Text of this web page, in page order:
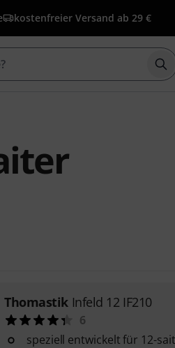
kostenfreier Versand ab 29 €
Thomastik Infeld 12 IF210
6
speziell entwickelt für 12-